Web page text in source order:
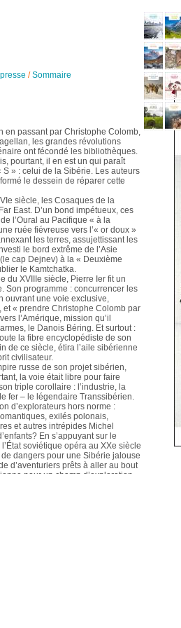
/Sommaire
en passant par Christophe Colomb,
les grandes révolutions
ont fécondé les bibliothèques.
pourtant, il en est un qui paraît
» : celui de la Sibérie. Les auteurs
le dessein de réparer cette
siècle, les Cosaques de la
East. D’un bond impétueux, ces
l’Oural au Pacifique « à la
ruée fiévreuse vers l’« or doux »
les terres, assujettissant les
le bord extrême de l’Asie
cap Dejnev) à la « Deuxième
le Kamtchatka.
du XVIIIe siècle, Pierre Ier fit un
Son programme : concurrencer les
ouvrant une voie exclusive,
et « prendre Christophe Colomb par
l’Amérique, mission qu’il
le Danois Béring. Et surtout :
la fibre encyclopédiste de son
de ce siècle, étira l’aile sibérienne
civilisateur.
russe de son projet sibérien,
la voie était libre pour faire
triple corollaire : l’industrie, la
fer – le légendaire Transsibérien.
d’explorateurs hors norme :
exilés polonais,
et autres intrépides Michel
En s’appuyant sur le
soviétique opéra au XXe siècle
dangers pour une Sibérie jalouse
d’aventuriers prêts à aller au bout
pour un champ d’exploration